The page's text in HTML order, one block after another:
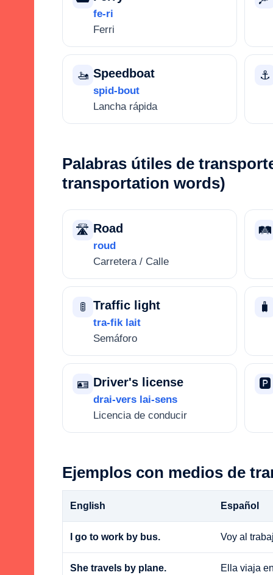
fe-ri
Ferri
🚤 Speedboat
spid-bout
Lancha rápida
⚓
Palabras útiles de
transportation words)
🛣️ Road
roud
Carretera / Calle
🛤️
🚦 Traffic light
tra-fik lait
Semáforo
🧳
🪪 Driver's license
drai-vers lai-sens
Licencia de conducir
🅿️
Ejemplos con medios de
English Español
I go to work by bus. Voy al
She travels by plane. Ella viaja